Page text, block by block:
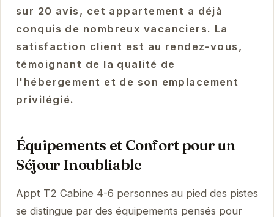
sur 20 avis, cet appartement a déjà
conquis de nombreux vacanciers. La
satisfaction client est au rendez-vous,
témoignant de la qualité de
l'hébergement et de son emplacement
privilégié.
Équipements et Confort pour un
Séjour Inoubliable
Appt T2 Cabine 4-6 personnes au pied des pistes
se distingue par des équipements pensés pour